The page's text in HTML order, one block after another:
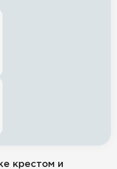
крестом и